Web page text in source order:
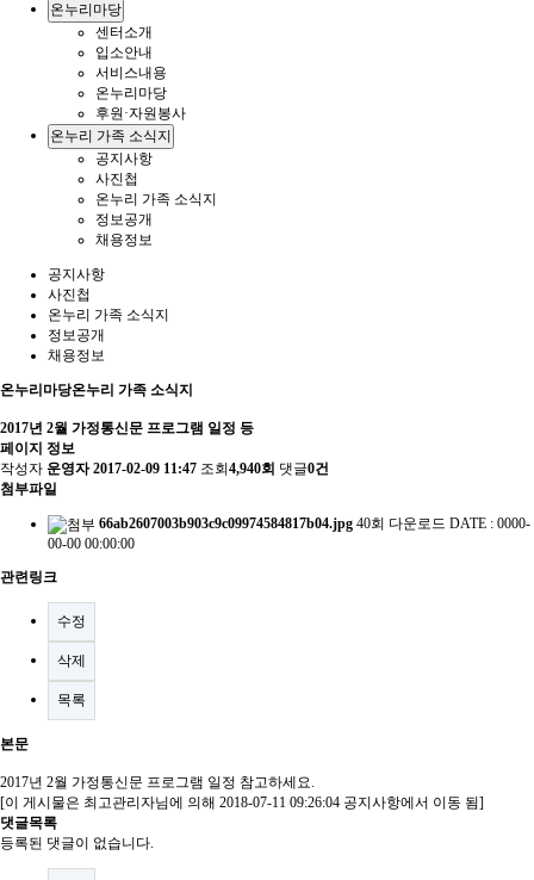
온누리마당
센터소개
입소안내
서비스내용
온누리마당
후원·자원봉사
온누리 가족 소식지
공지사항
사진첩
온누리 가족 소식지
정보공개
채용정보
공지사항
사진첩
온누리 가족 소식지
정보공개
채용정보
온누리마당온누리 가족 소식지
2017년 2월 가정통신문 프로그램 일정 등
페이지 정보
작성자 운영자 2017-02-09 11:47 조회 4,940회 댓글0건
첨부파일
66ab2607003b903c9c09974584817b04.jpg 40회 다운로드 DATE : 0000-
00-00 00:00:00
관련링크
수정
삭제
목록
본문
2017년 2월 가정통신문 프로그램 일정 참고하세요.
[이 게시물은 최고관리자님에 의해 2018-07-11 09:26:04 공지사항에서 이동 됨]
댓글목록
등록된 댓글이 없습니다.